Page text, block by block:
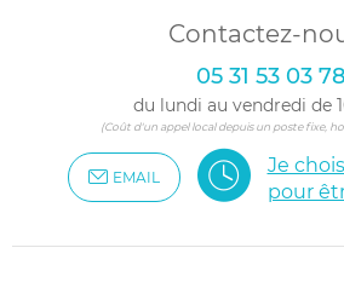
Contactez-
05 31 53 03 78
du lundi au vendredi de
(Coût d'un appel local depuis un poste fixe,
EMAIL
Je
pour